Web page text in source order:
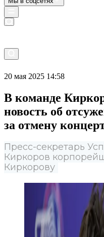
20 мая 2025 14:58
В команде
новость об
за отмену
Пресс-секретарь
Киркоров
Киркорову